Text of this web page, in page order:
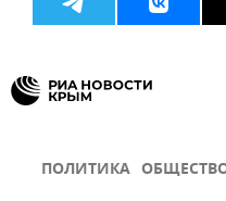
ПОЛИТИКА